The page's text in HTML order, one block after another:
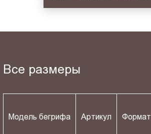
Все размеры
Модель бегрифа Артикул Формат